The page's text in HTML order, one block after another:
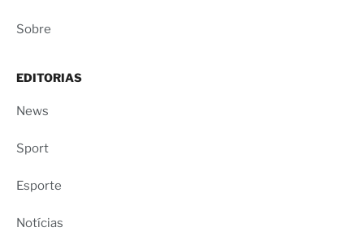
Sobre
EDITORIAS
News
Sport
Esporte
Notícias